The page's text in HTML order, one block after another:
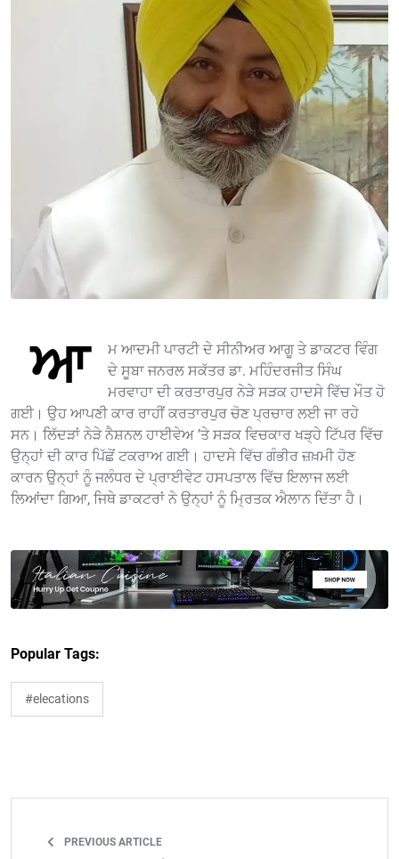
ਆ
ਮ ਆਦਮੀ ਪਾਰਟੀ ਦੇ ਸੀਨੀਅਰ ਆਗੂ ਤੇ ਡਾਕਟਰ ਵਿੰਗ
ਦੇ ਸੂਬਾ ਜਨਰਲ ਸਕੱਤਰ ਡਾ. ਮਹਿੰਦਰਜੀਤ ਸਿੰਘ
ਮਰਵਾਹਾ ਦੀ ਕਰਤਾਰਪੁਰ ਨੇੜੇ ਸੜਕ ਹਾਦਸੇ ਵਿੱਚ ਮੌਤ ਹੋ
ਗਈ। ਉਹ ਆਪਣੀ ਕਾਰ ਰਾਹੀਂ ਕਰਤਾਰਪੁਰ ਚੋਣ ਪ੍ਰਚਾਰ ਲਈ ਜਾ ਰਹੇ
ਸਨ। ਲਿੱਦੜਾਂ ਨੇੜੇ ਨੈਸ਼ਨਲ ਹਾਈਵੇਅ ’ਤੇ ਸੜਕ ਵਿਚਕਾਰ ਖੜ੍ਹੇ ਟਿੱਪਰ ਵਿੱਚ
ਉਨ੍ਹਾਂ ਦੀ ਕਾਰ ਪਿੱਛੋਂ ਟਕਰਾਅ ਗਈ। ਹਾਦਸੇ ਵਿੱਚ ਗੰਭੀਰ ਜ਼ਖ਼ਮੀ ਹੋਣ
ਕਾਰਨ ਉਨ੍ਹਾਂ ਨੂੰ ਜਲੰਧਰ ਦੇ ਪ੍ਰਾਈਵੇਟ ਹਸਪਤਾਲ ਵਿੱਚ ਇਲਾਜ ਲਈ
ਲਿਆਂਦਾ ਗਿਆ, ਜਿਥੇ ਡਾਕਟਰਾਂ ਨੇ ਉਨ੍ਹਾਂ ਨੂੰ ਮ੍ਰਿਤਕ ਐਲਾਨ ਦਿੱਤਾ ਹੈ।
Popular Tags:
#elecations
PREVIOUS ARTICLE